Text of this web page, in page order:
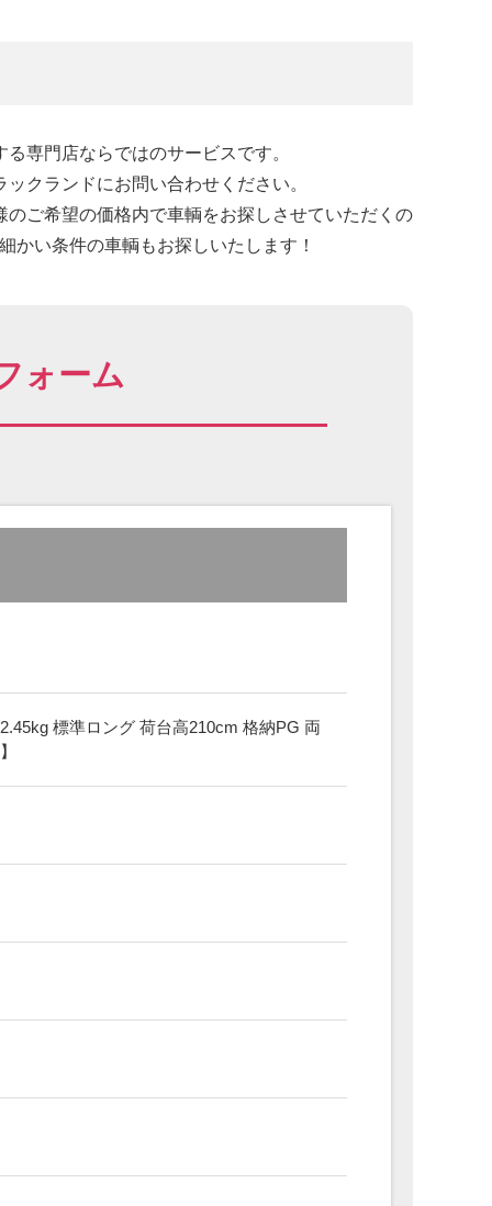
専門店ならではのサービスです。
クランドにお問い合わせください。
ご希望の価格内で車輌をお探しさせていただくの
かい条件の車輌もお探しいたします！
ォーム
標準ロング 荷台高210cm 格納PG 両